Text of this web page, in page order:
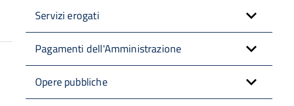
Servizi erogati
Pagamenti dell'Amministrazione
Opere pubbliche